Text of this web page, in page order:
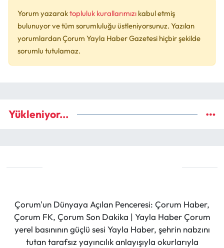
Yorum yazaraktopluluk kurallarımızı kabul etmiş
bulunuyor ve tüm sorumluluğu üstleniyorsunuz. Yazılan
yorumlardan Çorum Yayla Haber Gazetesi hiçbir şekilde
sorumlu tutulamaz.
Yükleniyor...
Çorum'un Dünyaya Açılan Penceresi: Çorum Haber,
Çorum FK, Çorum Son Dakika | Yayla Haber Çorum
yerel basınının güçlü sesi Yayla Haber, şehrin nabzını
tutan tarafsız yayıncılık anlayışıyla okurlarıyla